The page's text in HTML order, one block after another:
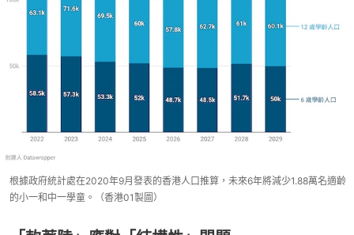
根據政府統計處在2020年9月發表的香港人口推算，未來6年將減少1.88萬名適齡
的小一和中一學童。（香港01製圖）